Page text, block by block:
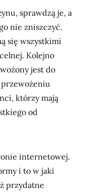
sprawdzą je, a
nie zniszczyć.
się wszystkimi
Kolejno
jest do
którzy mają
od
internetowej.
i to w jaki
przydatne